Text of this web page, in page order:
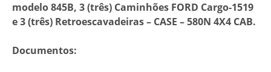
modelo 845B, 3 (três) Caminhões FORD Cargo-1519
e 3 (três) Retroescavadeiras – CASE – 580N 4X4 CAB.
Documentos: